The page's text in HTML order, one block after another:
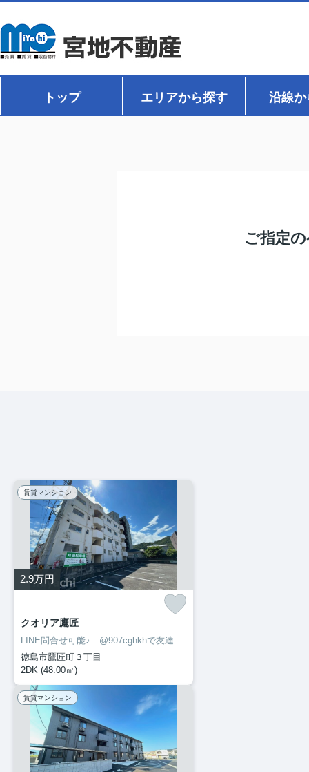
トップ エリアから探す 沿線
ご指定
賃貸マンション
2.9万円
クオリア鷹匠
LINE問合せ可能♪ @907cghkhで友達検索して下さい
徳島市鷹匠町３丁目
2DK (48.00㎡)
賃貸マンション